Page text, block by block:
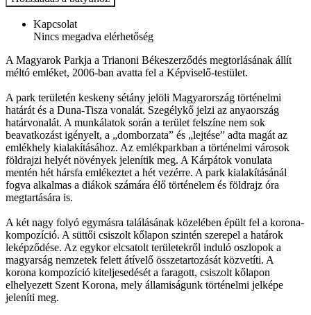
Kapcsolat
Nincs megadva elérhetőség
A Magyarok Parkja a Trianoni Békeszerződés megtorlásának állít
méltó emléket, 2006-ban avatta fel a Képviselő-testület.
A park területén keskeny sétány jelöli Magyarország történelmi
határát és a Duna-Tisza vonalát. Szegélykő jelzi az anyaország
határvonalát. A munkálatok során a terület felszíne nem sok
beavatkozást igényelt, a „domborzata” és „lejtése” adta magát az
emlékhely kialakításához. Az emlékparkban a történelmi városok
földrajzi helyét növények jelenítik meg. A Kárpátok vonulata
mentén hét hársfa emlékeztet a hét vezérre. A park kialakításánál
fogva alkalmas a diákok számára élő történelem és földrajz óra
megtartására is.
A két nagy folyó egymásra találásának közelében épült fel a korona-
kompozíció. A süttői csiszolt kőlapon szintén szerepel a határok
leképződése. Az egykor elcsatolt területekről induló oszlopok a
magyarság nemzetek felett átívelő összetartozását közvetíti. A
korona kompozíció kiteljesedését a faragott, csiszolt kőlapon
elhelyezett Szent Korona, mely államiságunk történelmi jelképe
jeleníti meg.